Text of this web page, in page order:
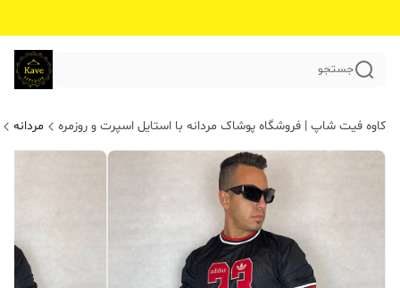
جستجو
کاوه فیت شاپ | فروشگاه پوشاک مردانه با استایل اسپرت و روزمره مردانه